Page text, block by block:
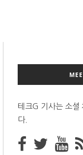
테크G 기사는 소셜
다.